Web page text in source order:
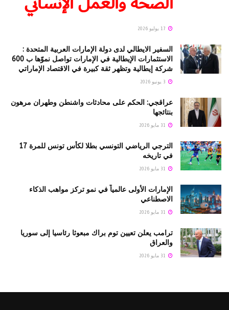
السفير الايطالي لدى دولة الإمارات العربية المتحدة :
الاستثمارات الإيطالية في الإمارات تواصل نموّها ب 600
شركة إيطالية وتظهر ثقة كبيرة في الاقتصاد الإماراتي
عراقجي: الحكم على محادثات واشنطن وطهران مرهون
بنتائجها
الترجي الرياضي التونسي بطلا لكأس تونس للمرة 17
في تاريخه
الإمارات الأولى عالمياً في نمو تركز مواهب الذكاء
الاصطناعي
ترامب يعلن تعيين توم براك مبعوثا رئاسيا إلى سوريا
والعراق